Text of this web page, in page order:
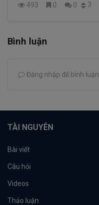
493 0 0 3
Bình luận
Đăng nhập để bình luận
TÀI NGUYÊN
Bài viết
Câu hỏi
Videos
Thảo luận